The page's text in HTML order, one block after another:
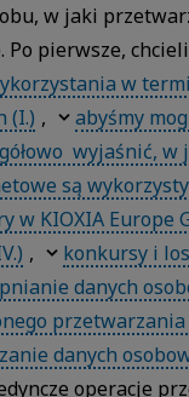
w jaki
Po pierwsze,
w
(I.) ,
abyśmy
wyjaśnić, w
są
w KIOXIA Europe
,
konkursy i
danych
przetwarzania
danych
operacje